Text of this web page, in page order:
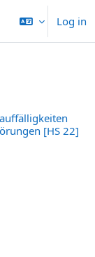
Log in
[HS 22]